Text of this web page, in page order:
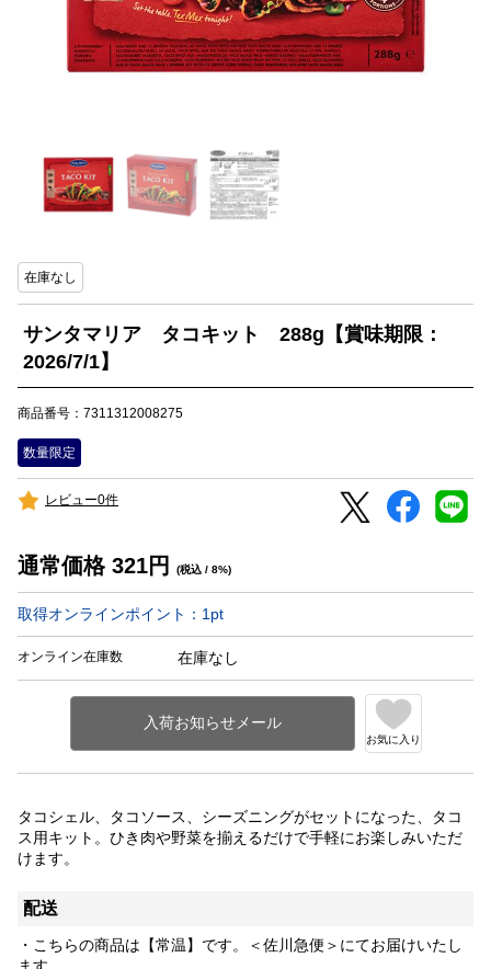
在庫なし
サンタマリア タコキット 288g【賞味期限：
2026/7/1】
商品番号：7311312008275
数量限定
レビュー0件
通常価格 321円 (税込 / 8%)
取得オンラインポイント： 1 pt
オンライン在庫数 在庫なし
お気に入り
タコシェル、タコソース、シーズニングがセットになった、タコ
ス用キット。ひき肉や野菜を揃えるだけで手軽にお楽しみいただ
けます。
配送
・こちらの商品は【常温】です。＜佐川急便＞にてお届けいたし
ます。